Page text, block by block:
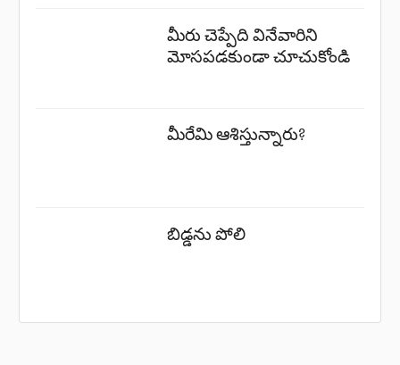
మీరు చెప్పేది వినేవారిని
మోసపడకుండా చూచుకోండి
మీరేమి ఆశిస్తున్నారు?
బిడ్డను పోలి